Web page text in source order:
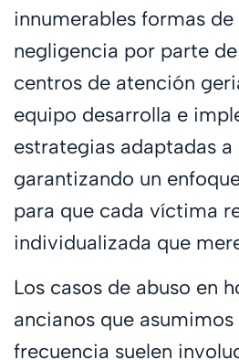
innumerables formas de
negligencia por parte
centros de atención
equipo desarrolla e
estrategias adaptadas a
garantizando un
para que cada víctima
individualizada que
Los casos de abuso en
ancianos que
frecuencia suelen